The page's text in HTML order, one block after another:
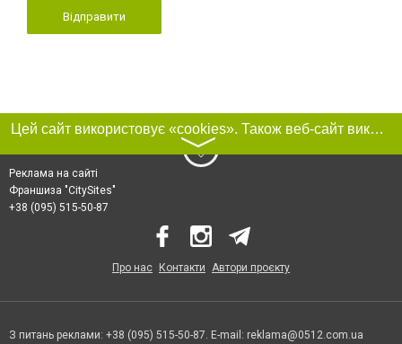
Відправити
Цей сайт використовує «cookies». Також веб-сайт використовує інтернет-сервіс для збору технічних даних стосовно відвідувачів з метою отримання маркетингової та статистичної інформації. Умови обробки даних відвідувачів сайту див.
〉
Реклама на сайті
Франшиза "CitySites"
+38 (095) 515-50-87
Про нас Контакти Автори проєкту
З питань реклами: +38 (095) 515-50-87. E-mail: reklama@0512.com.ua